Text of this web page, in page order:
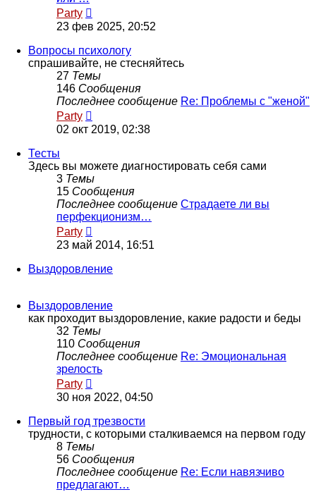
Party
к
последнему
сообщению
23 фев 2025, 20:52
Вопросы психологу
спрашивайте, не стесняйтесь
27 Темы
146 Сообщения
Последнее сообщение Re: Проблемы с "женой"
Party
к
последнему
02 окт 2019, 02:38
Тесты
Здесь вы можете диагностировать себя сами
3 Темы
15 Сообщения
Последнее сообщение Страдаете ли вы
перфекционизм…
Party
к
последнему
сообщению
23 май 2014, 16:51
Выздоровление
Выздоровление
как проходит выздоровление, какие радости и беды
32 Темы
110 Сообщения
Последнее сообщение Re: Эмоциональная
зрелость
Party
к
последнему
сообщению
30 ноя 2022, 04:50
Первый год трезвости
трудности, с которыми сталкиваемся на первом году
8 Темы
56 Сообщения
Последнее сообщение Re: Если навязчиво
предлагают…